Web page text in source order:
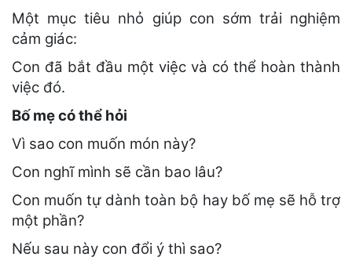
Một mục tiêu nhỏ giúp con sớm trải nghiệm
cảm giác:
Con đã bắt đầu một việc và có thể hoàn thành
việc đó.
Bố mẹ có thể hỏi
Vì sao con muốn món này?
Con nghĩ mình sẽ cần bao lâu?
Con muốn tự dành toàn bộ hay bố mẹ sẽ hỗ trợ
một phần?
Nếu sau này con đổi ý thì sao?